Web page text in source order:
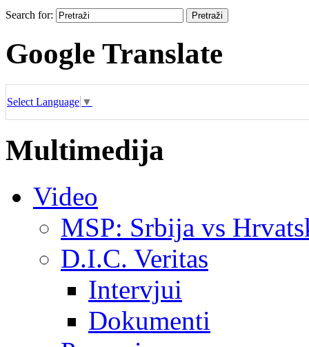
Search for:
Google Translate
Select Language ▼
Multimedija
Video
MSP: Srbija vs
D.I.C. Veritas
Intervjui
Dokumenti